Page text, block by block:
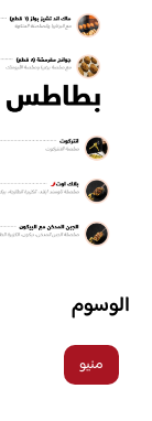
الوسوم
منيو